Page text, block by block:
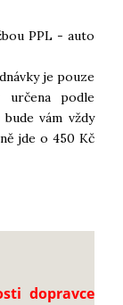
PPL - auto
je pouze
určena podle
vám vždy
jde o 450 Kč
dopravce